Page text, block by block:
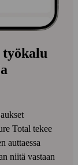
työkalu
Total tekee
auttaessa
niitä vastaan